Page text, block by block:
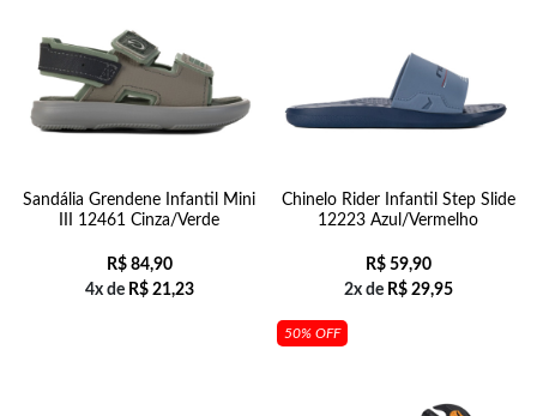
Sandália Grendene Infantil Mini
III 12461 Cinza/Verde
R$84,90
4x de R$21,23
Chinelo Rider Infantil Step Slide
12223 Azul/Vermelho
R$59,90
2x de R$29,95
50% OFF